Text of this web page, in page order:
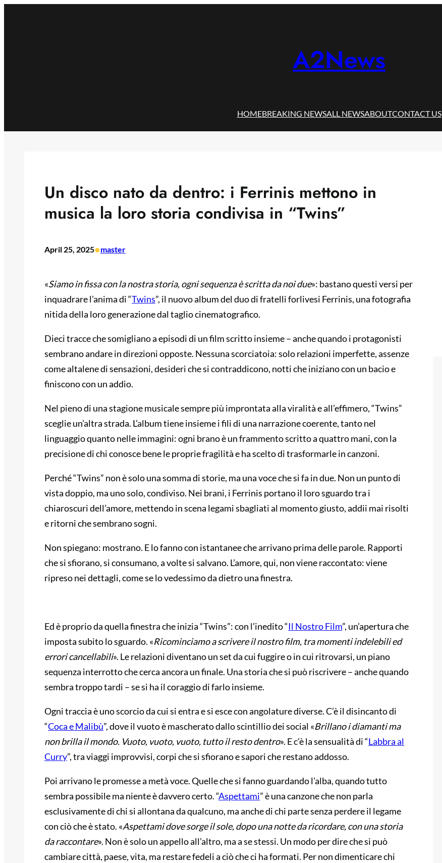
A2News
HOMEBREAKING NEWSALL NEWSABOUTCONTACT US
Un disco nato da dentro: i Ferrinis mettono in
musica la loro storia condivisa in “Twins”
April 25, 2025•master
«Siamo in fissa con la nostra storia, ogni sequenza è scritta da noi due»: bastano questi versi per
inquadrare l’anima di “Twins”, il nuovo album del duo di fratelli forlivesi Ferrinis, una fotografia
nitida della loro generazione dal taglio cinematografico.
Dieci tracce che somigliano a episodi di un film scritto insieme – anche quando i protagonisti
sembrano andare in direzioni opposte. Nessuna scorciatoia: solo relazioni imperfette, assenze
come altalene di sensazioni, desideri che si contraddicono, notti che iniziano con un bacio e
finiscono con un addio.
Nel pieno di una stagione musicale sempre più improntata alla viralità e all’effimero, “Twins”
sceglie un’altra strada. L’album tiene insieme i fili di una narrazione coerente, tanto nel
linguaggio quanto nelle immagini: ogni brano è un frammento scritto a quattro mani, con la
precisione di chi conosce bene le proprie fragilità e ha scelto di trasformarle in canzoni.
Perché “Twins” non è solo una somma di storie, ma una voce che si fa in due. Non un punto di
vista doppio, ma uno solo, condiviso. Nei brani, i Ferrinis portano il loro sguardo tra i
chiaroscuri dell’amore, mettendo in scena legami sbagliati al momento giusto, addii mai risolti
e ritorni che sembrano sogni.
Non spiegano: mostrano. E lo fanno con istantanee che arrivano prima delle parole. Rapporti
che si sfiorano, si consumano, a volte si salvano. L’amore, qui, non viene raccontato: viene
ripreso nei dettagli, come se lo vedessimo da dietro una finestra.
Ed è proprio da quella finestra che inizia “Twins”: con l’inedito “Il Nostro Film”, un’apertura che
imposta subito lo sguardo. «Ricominciamo a scrivere il nostro film, tra momenti indelebili ed
errori cancellabili». Le relazioni diventano un set da cui fuggire o in cui ritrovarsi, un piano
sequenza interrotto che cerca ancora un finale. Una storia che si può riscrivere – anche quando
sembra troppo tardi – se si ha il coraggio di farlo insieme.
Ogni traccia è uno scorcio da cui si entra e si esce con angolature diverse. C’è il disincanto di
“Coca e Malibù”, dove il vuoto è mascherato dallo scintillio dei social «Brillano i diamanti ma
non brilla il mondo. Vuoto, vuoto, vuoto, tutto il resto dentro». E c’è la sensualità di “Labbra al
Curry”, tra viaggi improvvisi, corpi che si sfiorano e sapori che restano addosso.
Poi arrivano le promesse a metà voce. Quelle che si fanno guardando l’alba, quando tutto
sembra possibile ma niente è davvero certo. “Aspettami” è una canzone che non parla
esclusivamente di chi si allontana da qualcuno, ma anche di chi parte senza perdere il legame
con ciò che è stato. «Aspettami dove sorge il sole, dopo una notte da ricordare, con una storia
da raccontare». Non è solo un appello all’altro, ma a se stessi. Un modo per dire che si può
cambiare città, paese, vita, ma restare fedeli a ciò che ci ha formati. Per non dimenticare chi